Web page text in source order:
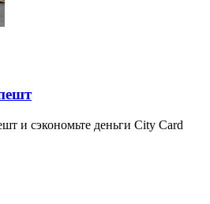
и сэкономьте деньги City Card